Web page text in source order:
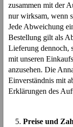
zusammen mit der
nur wirksam, wenn
Jede Abweichung
Bestellung gilt als
Lieferung dennoch,
mit unseren
anzusehen. Die
Einverständnis mit
Erklärungen des
Preise und